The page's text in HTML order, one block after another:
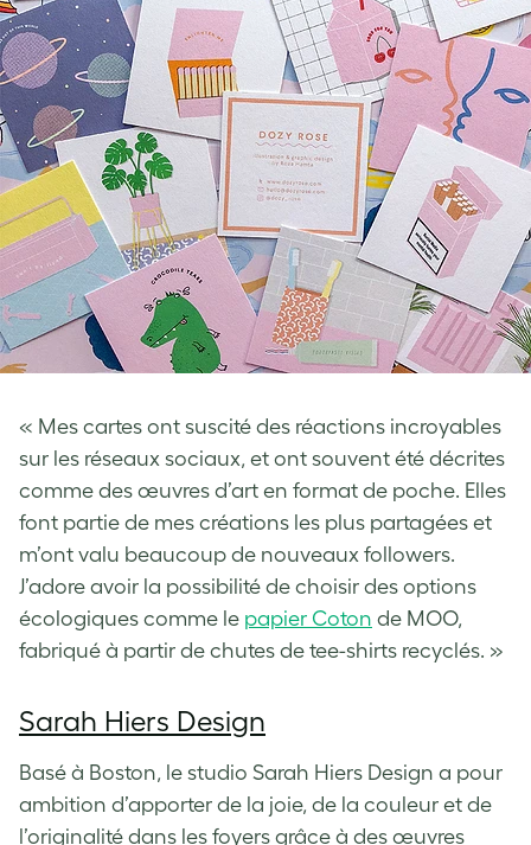
« Mes cartes ont suscité des réactions incroyables
sur les réseaux sociaux, et ont souvent été décrites
comme des œuvres d’art en format de poche. Elles
font partie de mes créations les plus partagées et
m’ont valu beaucoup de nouveaux followers.
J’adore avoir la possibilité de choisir des options
écologiques comme le papier Coton de MOO,
fabriqué à partir de chutes de tee-shirts recyclés. »
Sarah Hiers Design
Basé à Boston, le studio Sarah Hiers Design a pour
ambition d’apporter de la joie, de la couleur et de
l’originalité dans les foyers grâce à des œuvres